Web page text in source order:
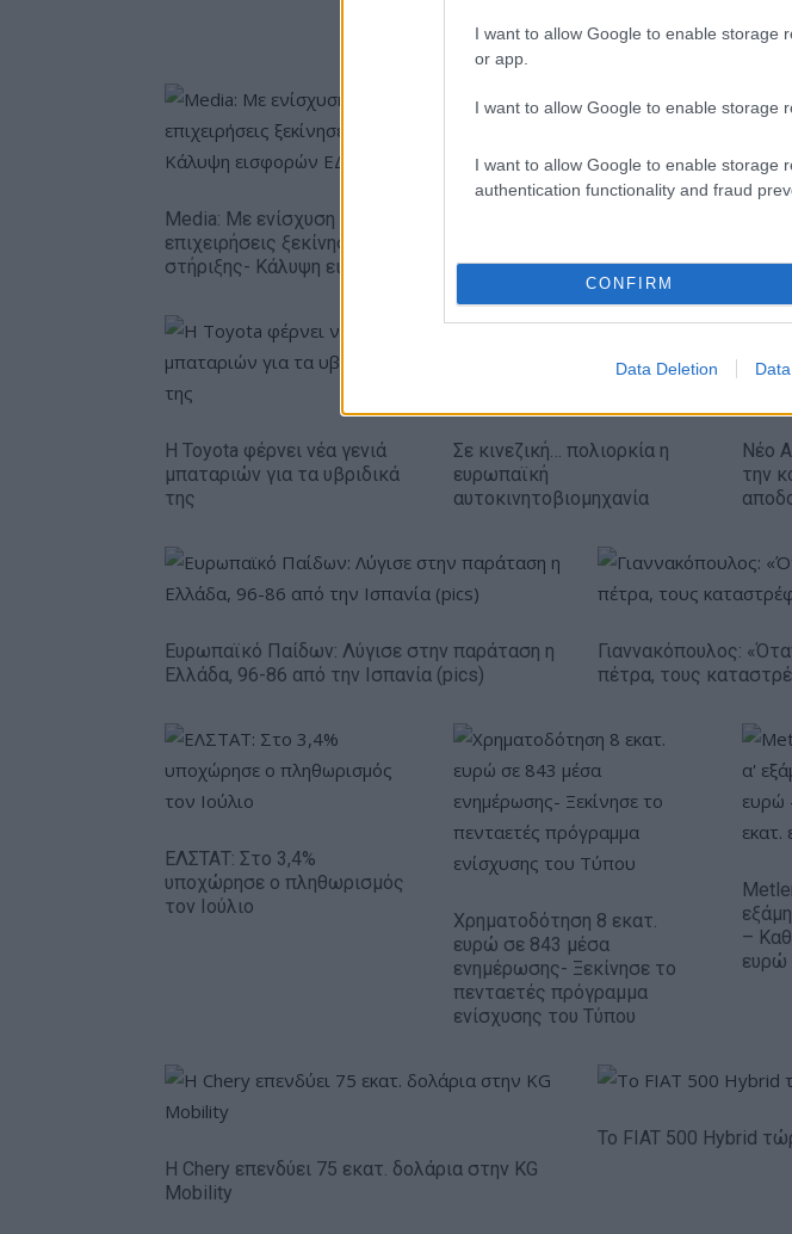
I want to allow Google to enable storage
or app.
I want to allow Google to enable storage
I want to allow Google to enable storage
authentication functionality and fraud
CONFIRM
Data Deletion
alcohol
Media: Με ενίσχυση 8 εκατ. ευρώ σε 451
επιχειρήσεις ξεκίνησε το πρόγραμμα
στήριξης- Κάλυψη εισφορών ΕΔΟΕΑΠ
Γιαγλής
Η Toyota φέρνει νέα γενιά
μπαταριών για τα υβριδικά
της
Σε κινεζική… πολιορκία η
ευρωπαϊκή
αυτοκινητοβιομηχανία
Νέο
την
Ευρωπαϊκό Παίδων: Λύγισε στην παράταση η
Ελλάδα, 96-86 από την Ισπανία (pics)
Γιαννακόπουλος:
πέτρα, τους
ΕΛΣΤΑΤ: Στο 3,4%
υποχώρησε ο πληθωρισμός
τον Ιούλιο
Χρηματοδότηση 8 εκατ.
ευρώ σε 843 μέσα
ενημέρωσης- Ξεκίνησε το
πενταετές πρόγραμμα
ενίσχυσης του Τύπου
–
ευρώ
Η Chery επενδύει 75 εκατ. δολάρια στην KG
Mobility
Το FIAT 500 Hybrid